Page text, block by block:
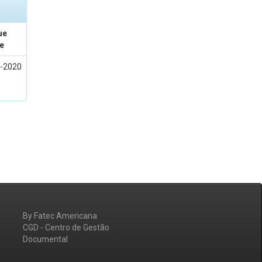
2020
By Fatec Americana
CGD - Centro de Gestão
Documental